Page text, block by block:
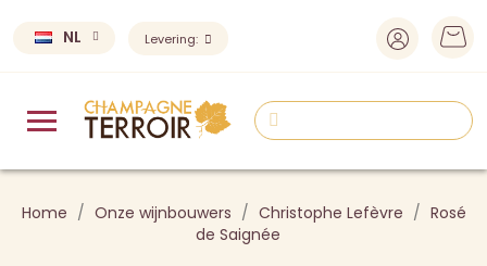
NL Levering:
Home Onze wijnbouwers Christophe Lefèvre
Rosé
de Saignée